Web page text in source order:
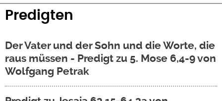
Predigten
Der Vater und der Sohn und die Worte, die
raus müssen - Predigt zu 5. Mose 6,4-9 von
Wolfgang Petrak